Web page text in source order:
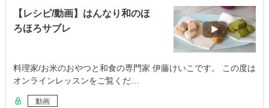
【レシピ/動画】はんなり和のほ
ろほろサブレ
料理家/お米のおやつと和食の専門家 伊藤けいこです。 この度は
オンラインレッスンをご覧くだ…
動画